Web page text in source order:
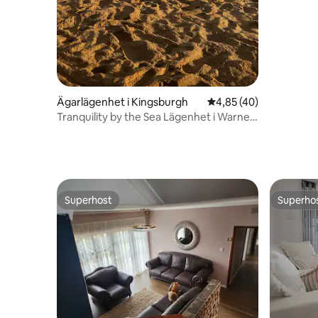
Ägarlägenhet i Kingsburgh 4,85 av 5 i
4,85 (40)
Tranquility by the Sea Lägenhet i Warner
Superhost
Superhost